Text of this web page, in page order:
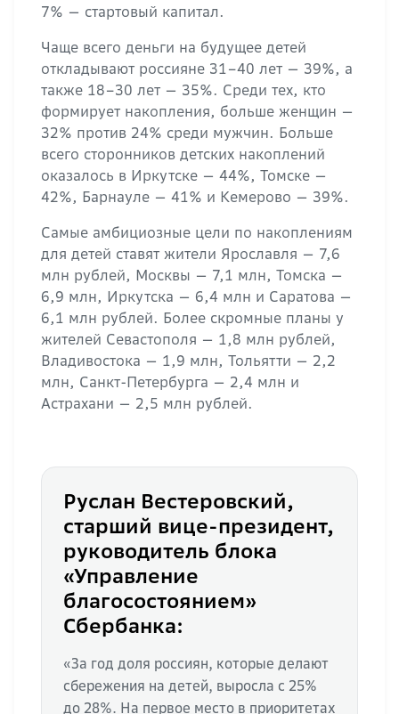
7% — стартовый капитал.
Чаще всего деньги на будущее детей
откладывают россияне 31–40 лет — 39%, а
также 18–30 лет — 35%. Среди тех, кто
формирует накопления, больше женщин —
32% против 24% среди мужчин. Больше
всего сторонников детских накоплений
оказалось в Иркутске — 44%, Томске —
42%, Барнауле — 41% и Кемерово — 39%.
Самые амбициозные цели по накоплениям
для детей ставят жители Ярославля — 7,6
млн рублей, Москвы — 7,1 млн, Томска —
6,9 млн, Иркутска — 6,4 млн и Саратова —
6,1 млн рублей. Более скромные планы у
жителей Севастополя — 1,8 млн рублей,
Владивостока — 1,9 млн, Тольятти — 2,2
млн, Санкт-Петербурга — 2,4 млн и
Астрахани — 2,5 млн рублей.
Руслан Вестеровский,
старший вице-президент,
руководитель блока
«Управление
благосостоянием»
Сбербанка:
«За год доля россиян, которые делают
сбережения на детей, выросла с 25%
до 28%. На первое место в приоритетах